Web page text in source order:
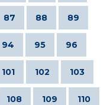
87 88 89
94 95 96
101 102 103
108 109 110